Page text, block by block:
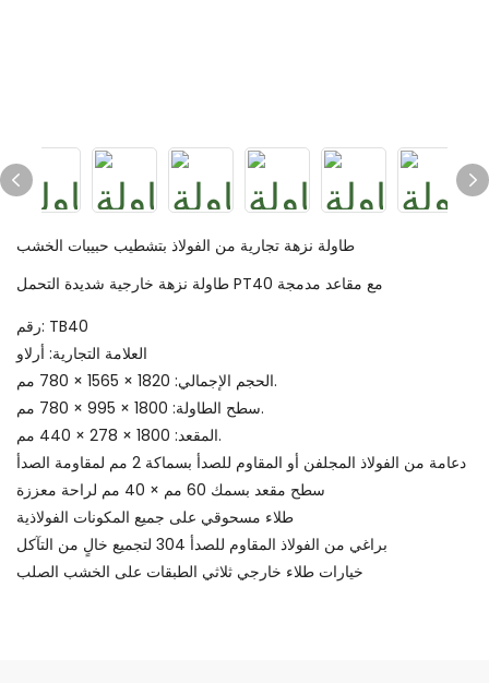
طاولة نزهة تجارية من الفولاذ بتشطيب حبيبات الخشب
طاولة نزهة خارجية شديدة التحمل PT40 مع مقاعد مدمجة
رقم: TB40
العلامة التجارية: أرلاو
الحجم الإجمالي: 1820 × 1565 × 780 مم.
سطح الطاولة: 1800 × 995 × 780 مم.
المقعد: 1800 × 278 × 440 مم.
دعامة من الفولاذ المجلفن أو المقاوم للصدأ بسماكة 2 مم لمقاومة الصدأ
سطح مقعد بسمك 60 مم × 40 مم لراحة معززة
طلاء مسحوقي على جميع المكونات الفولاذية
براغي من الفولاذ المقاوم للصدأ 304 لتجميع خالٍ من التآكل
خيارات طلاء خارجي ثلاثي الطبقات على الخشب الصلب